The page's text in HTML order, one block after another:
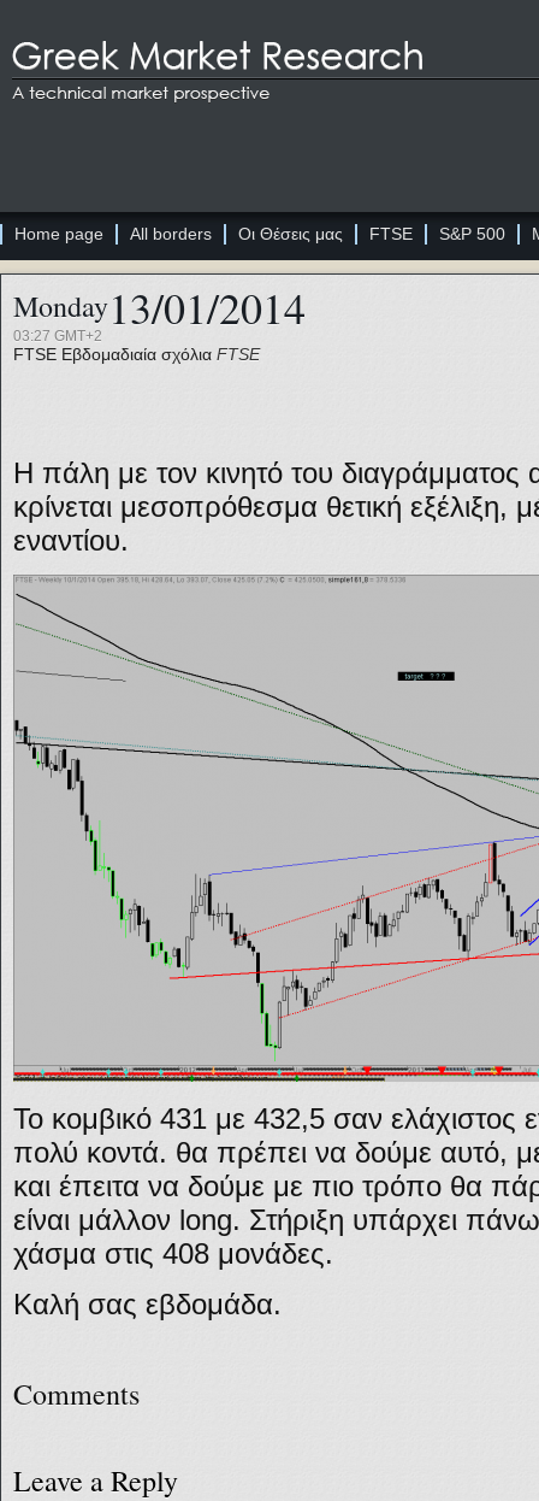
Home page All borders Οι Θέσεις μας FTSE S&P 500
Monday13/01/2014
03:27 GMT+2
FTSE Εβδομαδιαία σχόλια FTSE
Η πάλη με τον κινητό του διαγράμματος
κρίνεται μεσοπρόθεσμα θετική εξέλιξη,
εναντίου.
Το κομβικό 431 με 432,5 σαν ελάχιστος
πολύ κοντά. θα πρέπει να δούμε αυτό,
και έπειτα να δούμε με πιο τρόπο θα
είναι μάλλον long. Στήριξη υπάρχει
χάσμα στις 408 μονάδες.
Καλή σας εβδομάδα.
Comments
Leave a Reply